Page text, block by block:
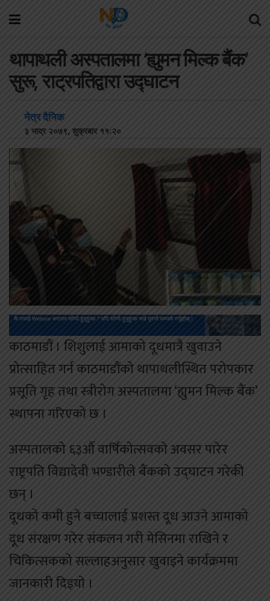
थापाथली अस्पतालमा ‘ह्युमन मिल्क बैंक’
सुरू, राट्रपतिद्वारा उद्घाटन
नेत्र दैनिक
३ भाद्र २०७९, शुक्रबार ११:२०
काठमाडौं । शिशुलाई आमाको दूधमात्रै खुवाउने
प्रोत्साहित गर्न काठमाडौंको थापाथलीस्थित परोपकार
प्रसूति गृह तथा स्त्रीरोग अस्पतालमा ‘ह्युमन मिल्क बैंक’
स्थापना गरिएको छ ।
अस्पतालको ६३औँ वार्षिकोत्सवको अवसर पारेर
राष्ट्रपति विद्यादेवी भण्डारीले बैंकको उद्घाटन गरेकी
छन् ।
दूधको कमी हुने बच्चालाई प्रशस्त दूध आउने आमाको
दूध संरक्षण गरेर संकलन गरी मेसिनमा राखिने र
चिकित्सकको सल्लाहअनुसार खुवाइने कार्यक्रममा
जानकारी दिइयो ।